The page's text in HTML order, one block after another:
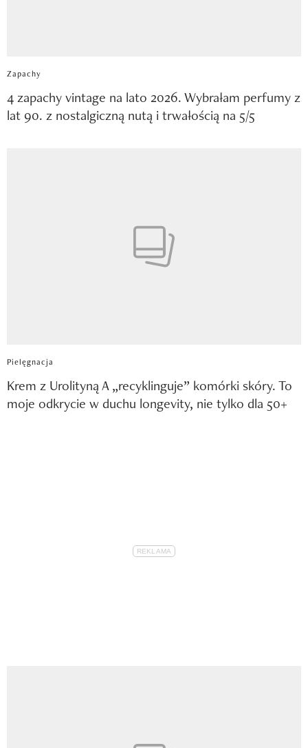
Zapachy
4 zapachy vintage na lato 2026. Wybrałam perfumy z
lat 90. z nostalgiczną nutą i trwałością na 5/5
Pielęgnacja
Krem z Urolityną A „recyklinguje” komórki skóry. To
moje odkrycie w duchu longevity, nie tylko dla 50+